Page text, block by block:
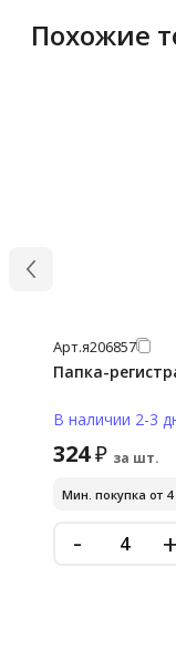
Похожие
Арт.я206857
Папка-
В наличии 2-3
324₽ за шт.
Мин. покупка от 4
- +